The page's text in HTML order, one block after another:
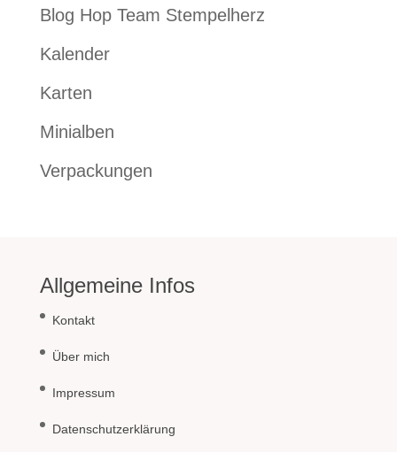
Blog Hop Team Stempelherz
Kalender
Karten
Minialben
Verpackungen
Allgemeine Infos
Kontakt
Über mich
Impressum
Datenschutzerklärung